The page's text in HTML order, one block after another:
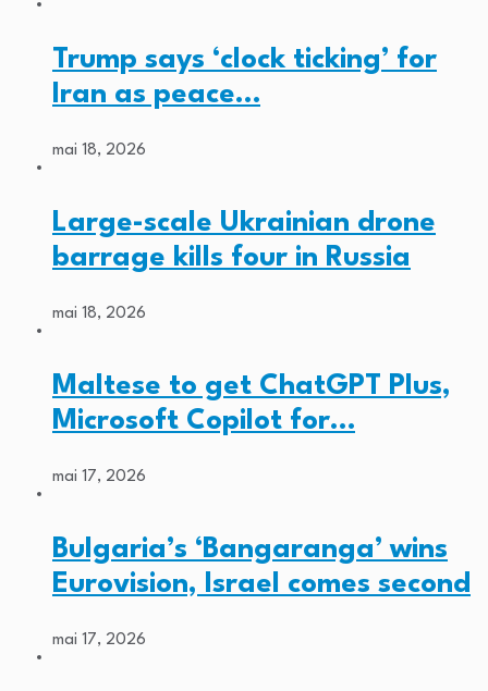
Trump says ‘clock ticking’ for
Iran as peace…
mai 18, 2026
Large-scale Ukrainian drone
barrage kills four in Russia
mai 18, 2026
Maltese to get ChatGPT Plus,
Microsoft Copilot for…
mai 17, 2026
Bulgaria’s ‘Bangaranga’ wins
Eurovision, Israel comes second
mai 17, 2026